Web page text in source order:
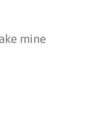
mine